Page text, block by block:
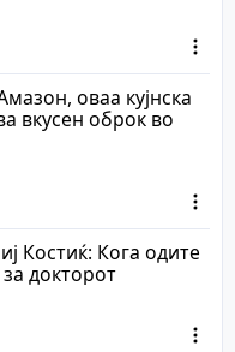
оваа кујнска
вкусен оброк во
Костиќ: Кога одите
докторот